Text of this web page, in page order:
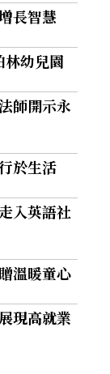
長智慧
幼兒園
師開示永
於生活
入英語社
溫暖童心
現高就業